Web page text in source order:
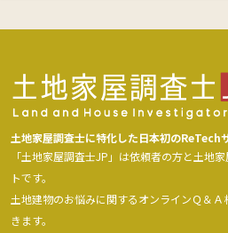
土地家屋調査士に特化した日本初のReTech
「土地家屋調査士JP」は依頼者の方と土地
トです。
土地建物のお悩みに関するオンラインＱ＆
きます。